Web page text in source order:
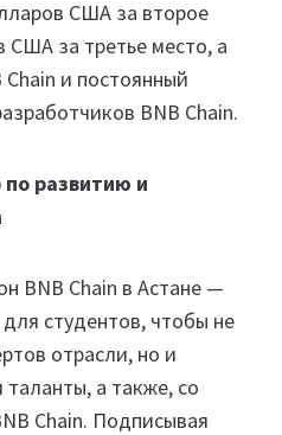
США за второе
США за третье место, а
и постоянный
BNB Chain.
развитию и
BNB Chain в Астане —
студентов, чтобы не
отрасли, но и
а также, со
Chain. Подписывая